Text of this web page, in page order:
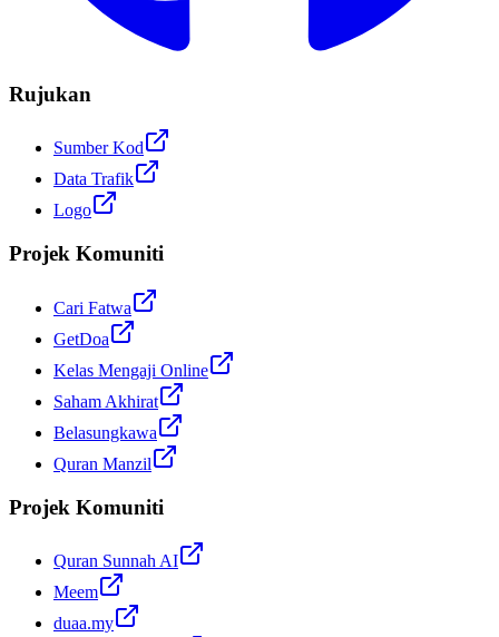
Rujukan
Sumber Kod
Data Trafik
Logo
Projek Komuniti
Cari Fatwa
GetDoa
Kelas Mengaji Online
Saham Akhirat
Belasungkawa
Quran Manzil
Projek Komuniti
Quran Sunnah AI
Meem
duaa.my